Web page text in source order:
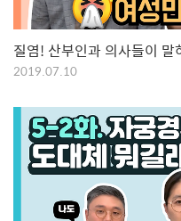
질염! 산부인과 의사들이 말
2019.07.10